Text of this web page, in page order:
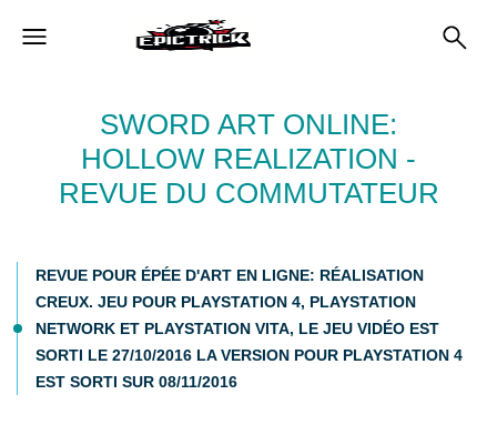
SWORD ART ONLINE:
HOLLOW REALIZATION -
REVUE DU COMMUTATEUR
REVUE POUR ÉPÉE D'ART EN LIGNE: RÉALISATION
CREUX. JEU POUR PLAYSTATION 4, PLAYSTATION
NETWORK ET PLAYSTATION VITA, LE JEU VIDÉO EST
SORTI LE 27/10/2016 LA VERSION POUR PLAYSTATION 4
EST SORTI SUR 08/11/2016